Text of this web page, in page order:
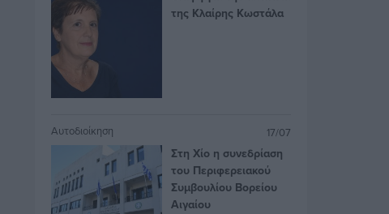
της Κλαίρης Κωστάλα
Αυτοδιοίκηση 17/07
Στη Χίο η συνεδρίαση
του Περιφερειακού
Συμβουλίου Βορείου
Αιγαίου